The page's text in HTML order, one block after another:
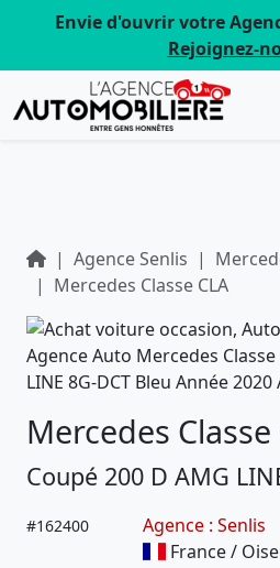
Envie d'ouvrir votre
Rejoignez-
Agence Senlis
Mercedes Classe CLA
Mercedes Classe
Coupé 200 D AMG
#162400
Agence : Senlis
France /